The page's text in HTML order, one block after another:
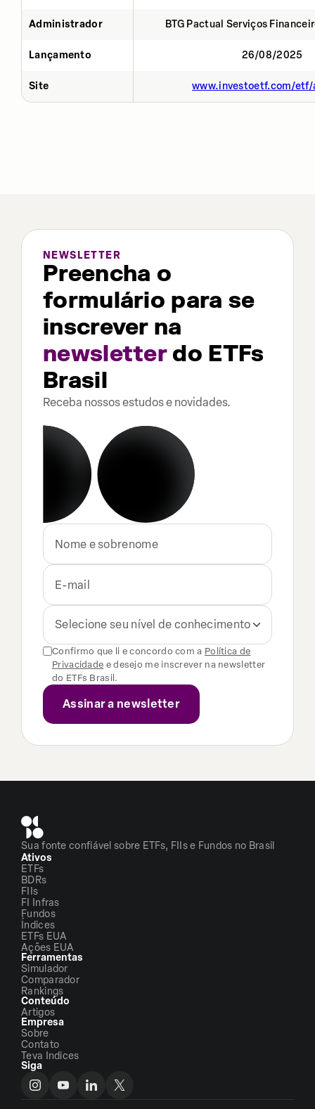
Administrador BTG Pactual Serviços
Lançamento 26/08/2025
Site www.investoetf.com/
NEWSLETTER
Preencha o
formulário para se
inscrever na
newsletterdo ETFs
Brasil
Receba nossos estudos e novidades.
Selecione seu nível de conhecimento
Confirmo que li e concordo com a Política de
Privacidade e desejo me inscrever na newsletter
do ETFs Brasil.
Sua fonte confiável sobre ETFs, FIIs e Fundos no Brasil
Ativos
ETFs
BDRs
FIIs
FI Infras
Fundos
Índices
ETFs EUA
Ações EUA
Ferramentas
Simulador
Comparador
Rankings
Conteúdo
Artigos
Empresa
Sobre
Contato
Teva Indices
Siga